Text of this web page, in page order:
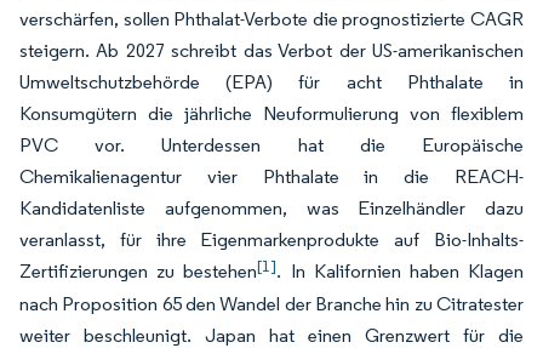
verschärfen, sollen Phthalat-Verbote die prognostizierte CAGR
steigern. Ab 2027 schreibt das Verbot der US-amerikanischen
Umweltschutzbehörde (EPA) für acht Phthalate in
Konsumgütern die jährliche Neuformulierung von flexiblem
PVC vor. Unterdessen hat die Europäische
Chemikalienagentur vier Phthalate in die REACH-
Kandidatenliste aufgenommen, was Einzelhändler dazu
veranlasst, für ihre Eigenmarkenprodukte auf Bio-Inhalts-
Zertifizierungen zu bestehen[1]. In Kalifornien haben Klagen
nach Proposition 65 den Wandel der Branche hin zu Citratester
weiter beschleunigt. Japan hat einen Grenzwert für die